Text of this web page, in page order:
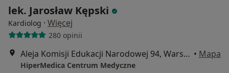
lek. Jarosław Kępski
Kardiolog · Więcej
280 opinii
Aleja Komisji Edukacji Narodowej 94, Warszawa • Mapa
HiperMedica Centrum Medyczne